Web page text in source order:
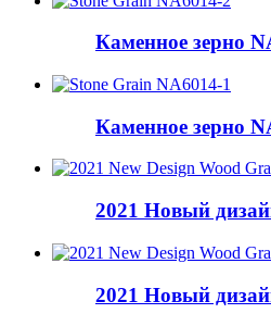
Каменное зерно
Каменное зерно
2021 Новый
2021 Новый